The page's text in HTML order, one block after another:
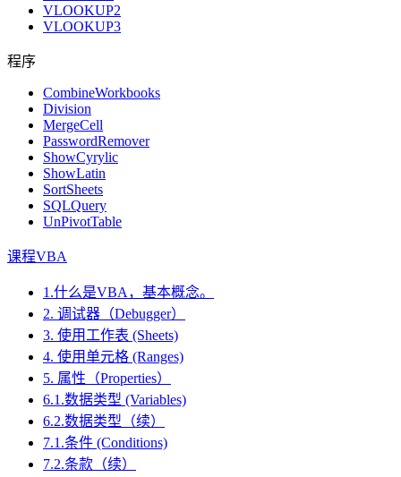
VLOOKUP2
VLOOKUP3
程序
CombineWorkbooks
Division
MergeCell
PasswordRemover
ShowCyrylic
ShowLatin
SortSheets
SQLQuery
UnPivotTable
课程VBA
1.什么是VBA，基本概念。
2. 调试器（Debugger）
3. 使用工作表 (Sheets)
4. 使用单元格 (Ranges)
5. 属性（Properties）
6.1.数据类型 (Variables)
6.2.数据类型（续）
7.1.条件 (Conditions)
7.2.条款（续）